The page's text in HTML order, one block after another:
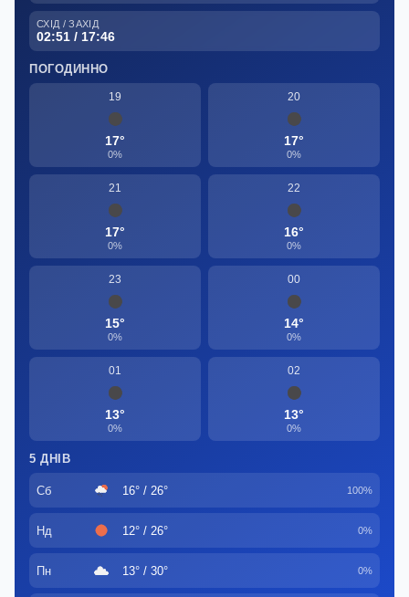
СХІД / ЗАХІД
02:51 / 17:46
ПОГОДИННО
19
17°
0%
20
17°
0%
21
17°
0%
22
16°
0%
23
15°
0%
00
14°
0%
01
13°
0%
02
13°
0%
5 ДНІВ
Сб 16° / 26° 100%
Нд 12° / 26° 0%
Пн 13° / 30° 0%